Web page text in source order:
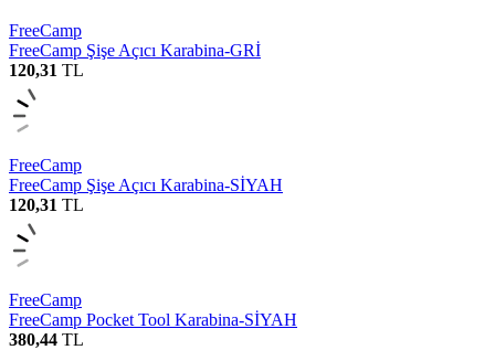
FreeCamp
FreeCamp Şişe Açıcı Karabina-GRİ
120,31 TL
FreeCamp
FreeCamp Şişe Açıcı Karabina-SİYAH
120,31 TL
FreeCamp
FreeCamp Pocket Tool Karabina-SİYAH
380,44 TL